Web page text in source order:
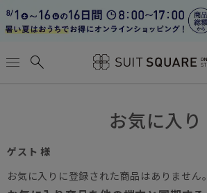
menu search
お気に入り
ゲスト 様
お気に入りに登録された商品はありません。